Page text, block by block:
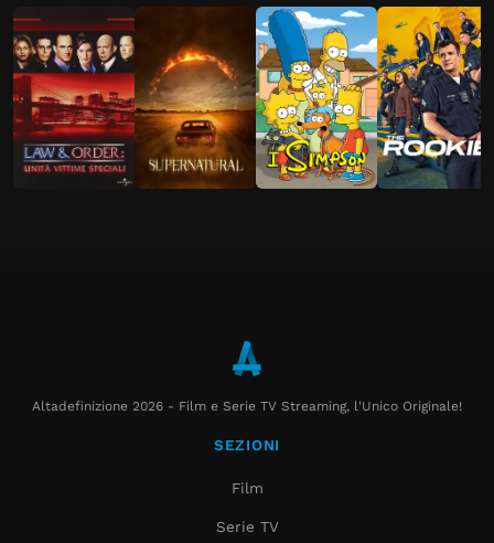
Altadefinizione 2026 - Film e Serie TV Streaming, l'Unico Originale!
SEZIONI
Film
Serie TV